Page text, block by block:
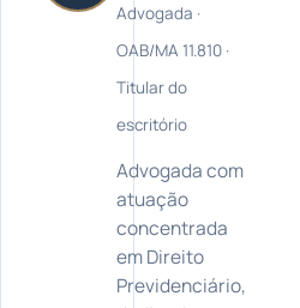
Advogada ·
OAB/MA 11.810 ·
Titular do
escritório
Advogada com
atuação
concentrada
em Direito
Previdenciário,